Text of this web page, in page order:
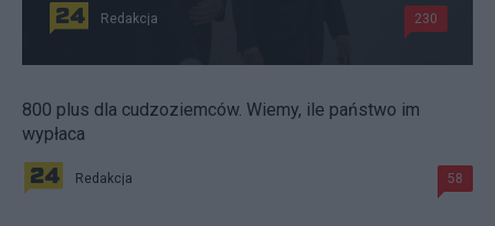
Redakcja 230
800 plus dla cudzoziemców. Wiemy, ile państwo im
wypłaca
Redakcja 58